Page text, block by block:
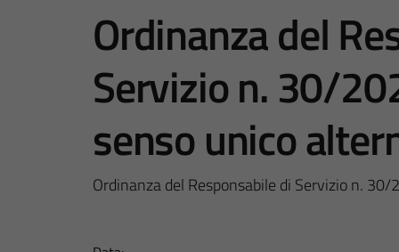
Ordinanza del
Servizio n. 30/
senso unico
Ordinanza del Responsabile di Servizio n. 30/